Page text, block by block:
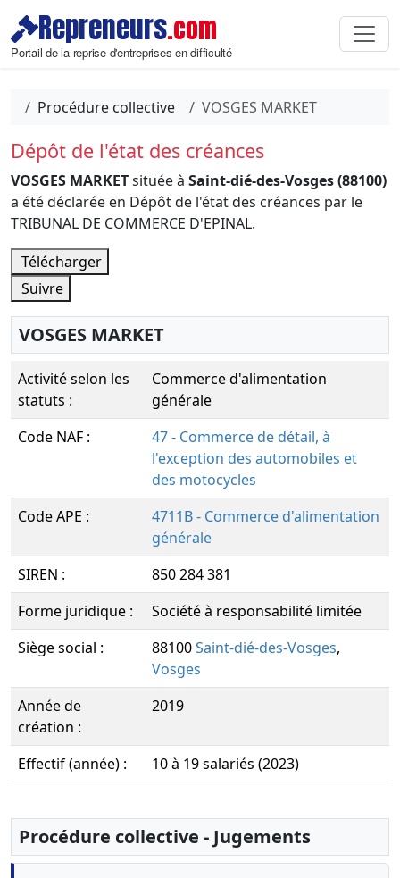
Repreneurs.com
Portail de la reprise d'entreprises en difficulté
Procédure collective VOSGES MARKET
Dépôt de l'état des créances
VOSGES MARKETsituée à Saint-dié-des-Vosges (88100)
a été déclarée en Dépôt de l'état des créances par le
TRIBUNAL DE COMMERCE D'EPINAL.
Télécharger
Suivre
VOSGES MARKET
Activité selon les
statuts :
Commerce d'alimentation
générale
Code NAF :
47 - Commerce de détail, à
l'exception des automobiles et
des motocycles
Code APE :
4711B - Commerce d'alimentation
générale
SIREN :
850 284 381
Forme juridique :
Société à responsabilité limitée
Siège social :
88100Saint-dié-des-Vosges,
Vosges
Année de
création :
2019
Effectif (année) : 10 à 19 salariés (2023)
Procédure collective - Jugements